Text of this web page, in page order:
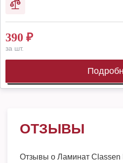
390 ₽
за шт.
ОТЗЫВЫ
Отзывы о Ламинат Classen